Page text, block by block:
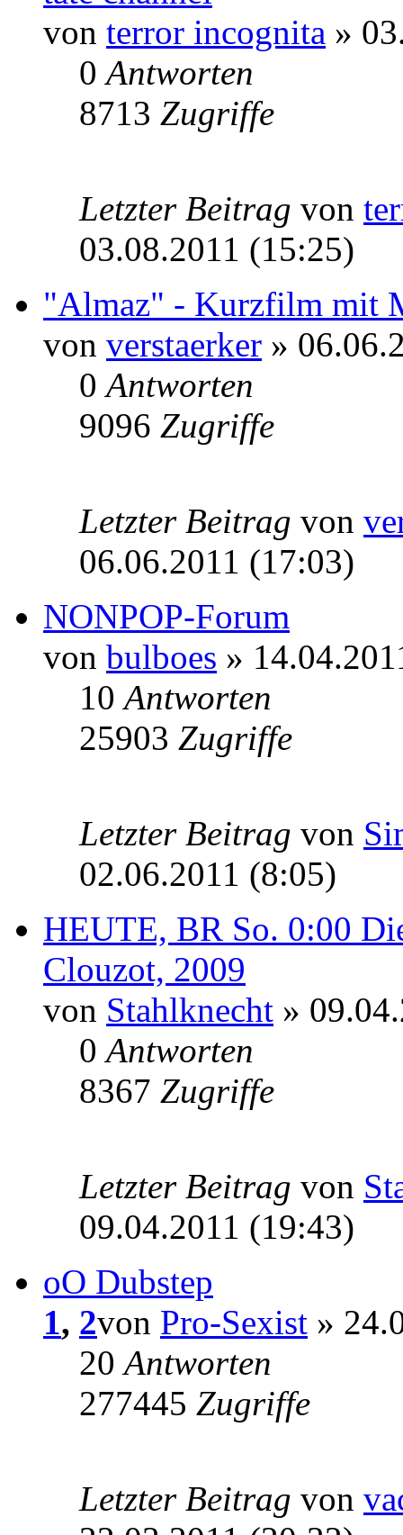
von terror incognita »
0Antworten
8713 Zugriffe
Letzter Beitrag von
03.08.2011 (15:25)
"Almaz" - Kurzfilm mit
von verstaerker »
0Antworten
9096 Zugriffe
Letzter Beitrag von
06.06.2011 (17:03)
NONPOP-Forum
von bulboes »
10Antworten
25903 Zugriffe
Letzter Beitrag von
02.06.2011 (8:05)
HEUTE, BR So. 0:00
Clouzot, 2009
von Stahlknecht »
0Antworten
8367 Zugriffe
Letzter Beitrag von
09.04.2011 (19:43)
oO Dubstep
1, 2von Pro-Sexist »
20Antworten
277445 Zugriffe
Letzter Beitrag von